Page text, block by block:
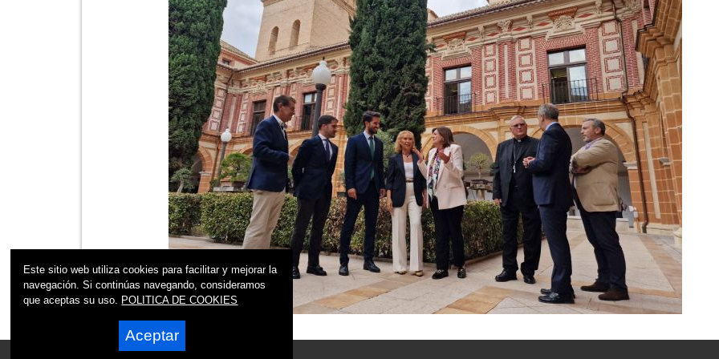
Este sitio web utiliza cookies para facilitar y mejorar la
navegación. Si continúas navegando, consideramos
que aceptas su uso. POLITICA DE COOKIES
Aceptar